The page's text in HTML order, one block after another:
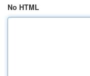
No HTML